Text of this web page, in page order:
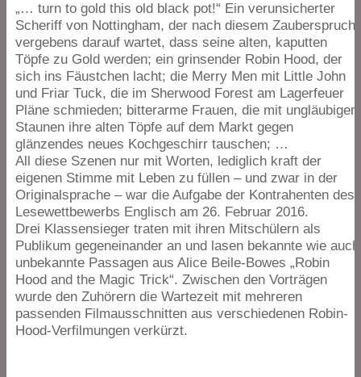
„… turn to gold this old black pot!“ Ein verunsicherter
Scheriff von Nottingham, der nach diesem Zauberspruch
vergebens darauf wartet, dass seine alten, kaputten
Töpfe zu Gold werden; ein grinsender Robin Hood, der
sich ins Fäustchen lacht; die Merry Men mit Little John
und Friar Tuck, die im Sherwood Forest am Lagerfeuer
Pläne schmieden; bitterarme Frauen, die mit
Staunen ihre alten Töpfe auf dem Markt gegen
glänzendes neues Kochgeschirr tauschen; …
All diese Szenen nur mit Worten, lediglich kraft der
eigenen Stimme mit Leben zu füllen – und zwar in der
Originalsprache – war die Aufgabe der Kontrahenten des
Lesewettbewerbs Englisch am 26. Februar 2016.
Drei Klassensieger traten mit ihren Mitschülern als
Publikum gegeneinander an und lasen bekannte wie auch
unbekannte Passagen aus Alice Beile-Bowes„Robin
Hood and the Magic Trick“. Zwischen den Vorträgen
wurde den Zuhörern die Wartezeit mit mehreren
passenden Filmausschnitten aus verschiedenen Robin-
Hood-Verfilmungen verkürzt.